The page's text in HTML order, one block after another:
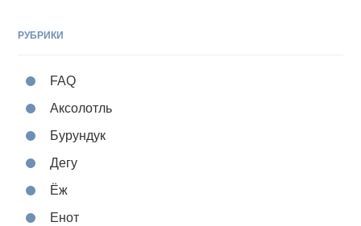
РУБРИКИ
FAQ
Аксолотль
Бурундук
Дегу
Ёж
Енот